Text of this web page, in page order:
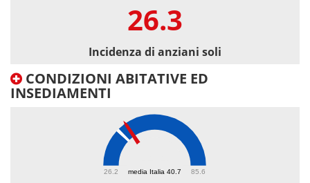
26.3
Incidenza di anziani soli
CONDIZIONI ABITATIVE ED
INSEDIAMENTI
media Italia 40.7
26.2 85.6